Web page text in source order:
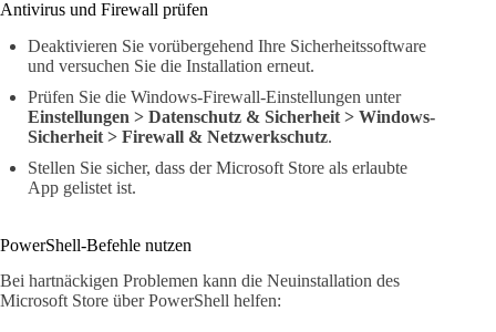
Antivirus und Firewall prüfen
Deaktivieren Sie vorübergehend Ihre Sicherheitssoftware
und versuchen Sie die Installation erneut.
Prüfen Sie die Windows-Firewall-Einstellungen unter
Einstellungen > Datenschutz & Sicherheit > Windows-
Sicherheit > Firewall & Netzwerkschutz.
Stellen Sie sicher, dass der Microsoft Store als erlaubte
App gelistet ist.
PowerShell-Befehle nutzen
Bei hartnäckigen Problemen kann die Neuinstallation des
Microsoft Store über PowerShell helfen: